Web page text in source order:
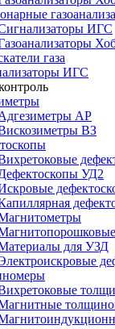
ИГС
газа
ИГС
АР
ВЗ
УД2
для УЗД